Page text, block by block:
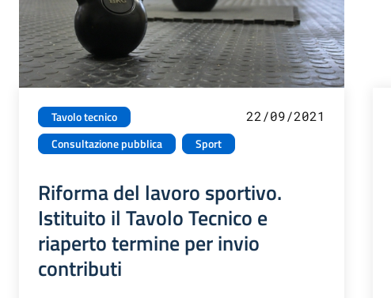
Tavolo tecnico
Consultazione pubblica
Sport
22/09/2021
Riforma del lavoro sportivo.
Istituito il Tavolo Tecnico e
riaperto termine per invio
contributi